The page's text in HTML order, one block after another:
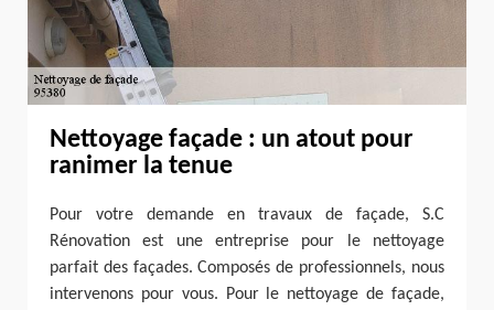
Nettoyage façade : un atout pour
ranimer la tenue
Pour votre demande en travaux de façade, S.C
Rénovation est une entreprise pour le nettoyage
parfait des façades. Composés de professionnels, nous
intervenons pour vous. Pour le nettoyage de façade,